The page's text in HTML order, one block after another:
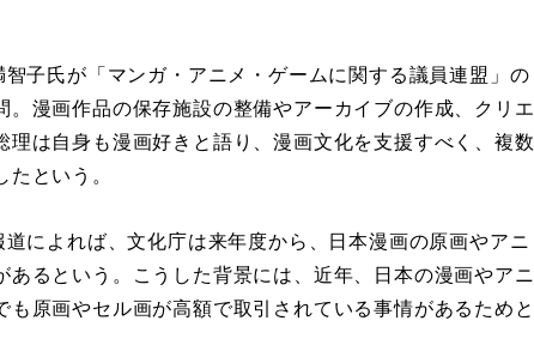
子氏が「マンガ・アニメ・ゲームに関する議員連盟」の
。漫画作品の保存施設の整備やアーカイブの作成、クリエ
理は自身も漫画好きと語り、漫画文化を支援すべく、複数
という。
によれば、文化庁は来年度から、日本漫画の原画やアニ
あるという。こうした背景には、近年、日本の漫画やアニ
も原画やセル画が高額で取引されている事情があるためと